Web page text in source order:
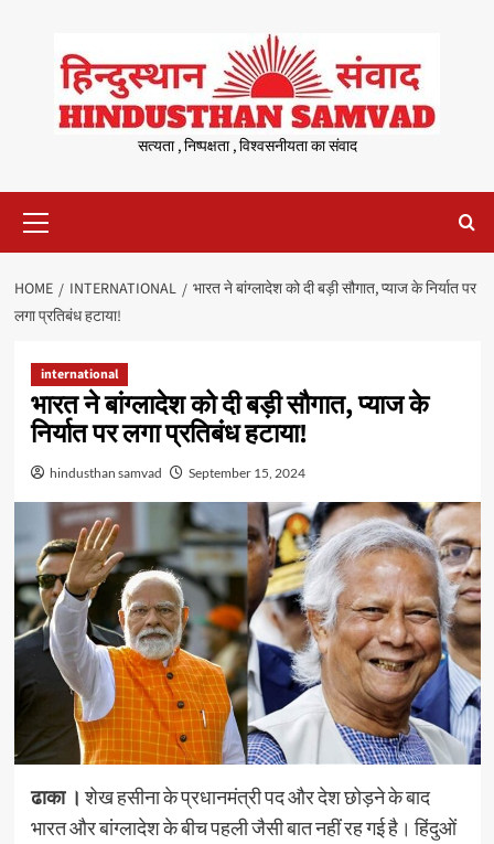
content
सत्यता , निष्पक्षता , विश्वसनीयता का संवाद
Menu
HOME INTERNATIONAL
भारत ने बांग्लादेश को दी बड़ी सौगात, प्‍याज के निर्यात पर
लगा प्रतिबंध हटाया!
international
भारत ने बांग्लादेश को दी बड़ी सौगात, प्‍याज के
निर्यात पर लगा प्रतिबंध हटाया!
hindusthan samvad September 15, 2024
ढाका । शेख हसीना के प्रधानमंत्री पद और देश छोड़ने के बाद
भारत और बांग्लादेश के बीच पहली जैसी बात नहीं रह गई है। हिंदुओं